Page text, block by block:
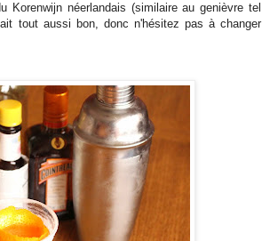
néerlandais (similaire au genièvre tel
tout aussi bon, donc n'hésitez pas à changer